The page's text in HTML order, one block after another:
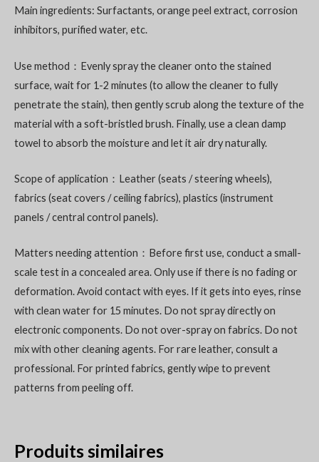
Main ingredients: Surfactants, orange peel extract, corrosion
inhibitors, purified water, etc.
Use method：Evenly spray the cleaner onto the stained
surface, wait for 1-2 minutes (to allow the cleaner to fully
penetrate the stain), then gently scrub along the texture of the
material with a soft-bristled brush. Finally, use a clean damp
towel to absorb the moisture and let it air dry naturally.
Scope of application：Leather (seats / steering wheels),
fabrics (seat covers / ceiling fabrics), plastics (instrument
panels / central control panels).
Matters needing attention：Before first use, conduct a small-
scale test in a concealed area. Only use if there is no fading or
deformation. Avoid contact with eyes. If it gets into eyes, rinse
with clean water for 15 minutes. Do not spray directly on
electronic components. Do not over-spray on fabrics. Do not
mix with other cleaning agents. For rare leather, consult a
professional. For printed fabrics, gently wipe to prevent
patterns from peeling off.
Produits similaires